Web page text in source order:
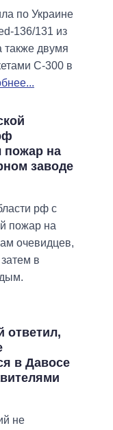
по Украине
136/131 из
также двумя
С-300 в
пожар на
заводе
рф с
пожар на
очевидцев,
в
ответил,
в Давосе
не